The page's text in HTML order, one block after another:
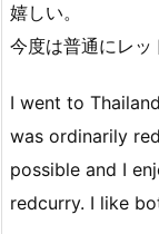
嬉しい。
今度は普通にレッ
I went to
was ordinarily
possible and I
redcurry. I like